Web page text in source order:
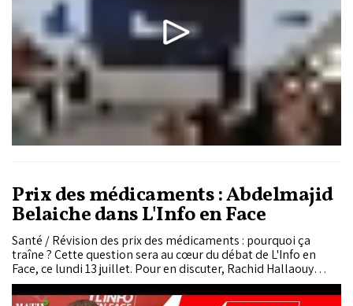
Prix des médicaments : Abdelmajid
Belaiche dans L'Info en Face
Santé / Révision des prix des médicaments : pourquoi ça
traîne ? Cette question sera au cœur du débat de L'Info en
Face, ce lundi 13 juillet. Pour en discuter, Rachid Hallaouy
reçoit Abdelmajid Belaiche, expert en industrie
pharmaceutique et analyste des marchés pharmaceutiques.